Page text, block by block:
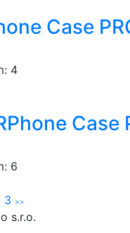
Case
4
Phone Case
6
3 >>
s.r.o.